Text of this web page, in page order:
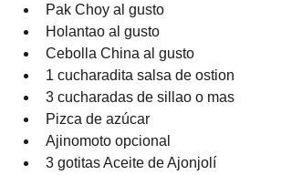
Pak Choy al gusto
Holantao al gusto
Cebolla China al gusto
1 cucharadita salsa de ostion
3 cucharadas de sillao o mas
Pizca de azúcar
Ajinomoto opcional
3 gotitas Aceite de Ajonjolí